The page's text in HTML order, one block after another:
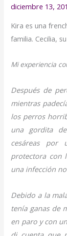
diciembre 13,
Kira es una
familia. Cecilia,
Mi experiencia
Después de
mientras
los perros
una gordita
cesáreas por
protectora con
una infección
Debido a la
tenía ganas de
en paro y con
by
Sos
Frenchie